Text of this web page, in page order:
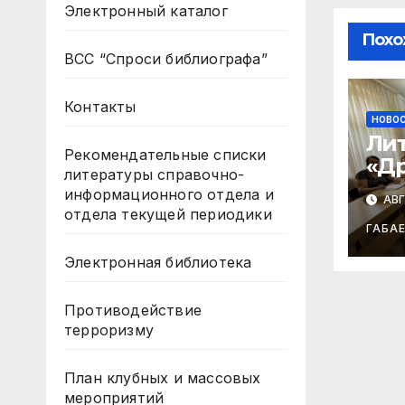
Электронный каталог
ВСС “Спроси библиографа”
Контакты
Рекомендательные списки
литературы справочно-
информационного отдела и
отдела текущей периодики
Электронная библиотека
Противодействие
терроризму
План клубных и массовых
мероприятий